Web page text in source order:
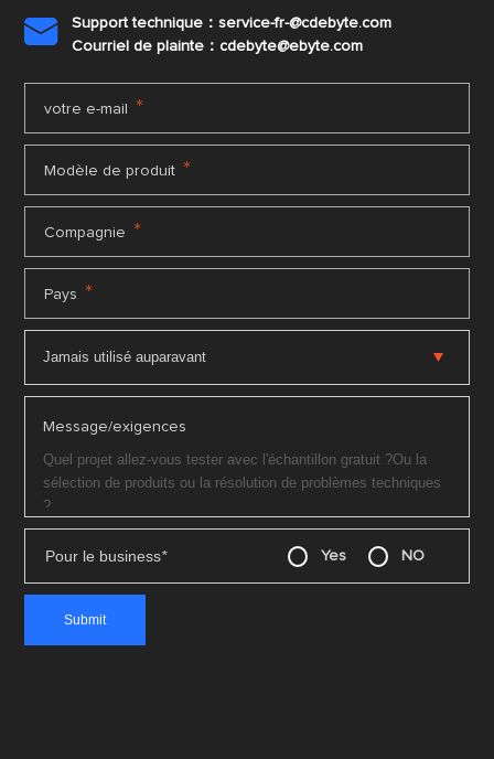

Support technique：service-fr-@cdebyte.com
Courriel de plainte：cdebyte@ebyte.com
votre e-mail *
Modèle de produit *
Compagnie *
Pays *
Message/exigences
Pour le business* Yes NO